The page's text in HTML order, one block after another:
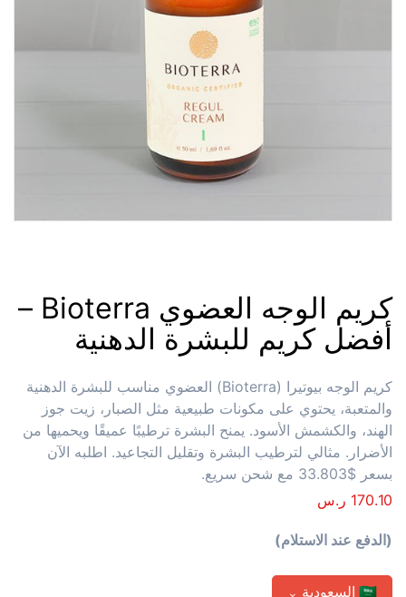
كريم الوجه العضوي Bioterra –
أفضل كريم للبشرة الدهنية
كريم الوجه بيوتيرا (Bioterra) العضوي مناسب للبشرة الدهنية
والمتعبة، يحتوي على مكونات طبيعية مثل الصبار، زيت جوز
الهند، والكشمش الأسود. يمنح البشرة ترطيبًا عميقًا ويحميها من
الأضرار. مثالي لترطيب البشرة وتقليل التجاعيد. اطلبه الآن
بسعر $33.803 مع شحن سريع.
170.10 ر.س
(الدفع عند الاستلام)
🇸🇦 السعودية ⌄